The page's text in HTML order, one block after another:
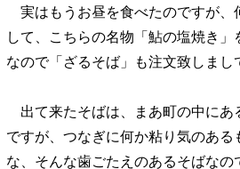
実はもうお昼を食べたのですが、
して、こちらの名物「鮎の塩焼き」
なので「ざるそば」も注文致しまし
出て来たそばは、まあ町の中にあ
ですが、つなぎに何か粘り気のある
な、そんな歯ごたえのあるそばなの